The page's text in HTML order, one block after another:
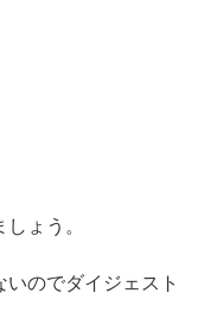
ょう。
のでダイジェスト